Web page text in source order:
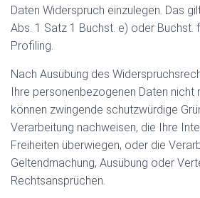
Daten Widerspruch einzulegen. Das
Abs. 1 Satz 1 Buchst. e) oder Buchst.
Profiling.
Nach Ausübung des
Ihre personenbezogenen Daten nicht
können zwingende schutzwürdige
Verarbeitung nachweisen, die Ihre
Freiheiten überwiegen, oder die
Geltendmachung, Ausübung oder
Rechtsansprüchen.